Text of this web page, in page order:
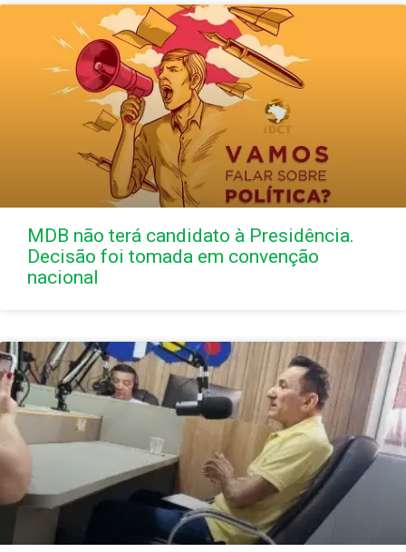
MDB não terá candidato à Presidência.
Decisão foi tomada em convenção
nacional